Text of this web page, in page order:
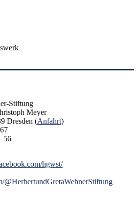
Stiftung
Meyer
Dresden (Anfahrt)
56
hgwst/
@HerbertundGretaWehnerStiftung